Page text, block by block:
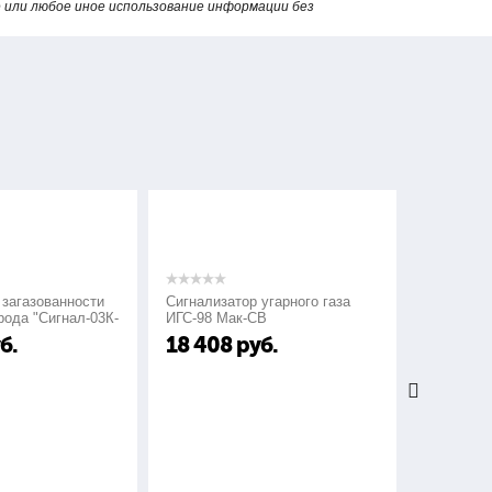
любое иное использование информации без
03К-
Сигнализатор угарного газа
ИГС-98 Мак-СВ
18 408руб.